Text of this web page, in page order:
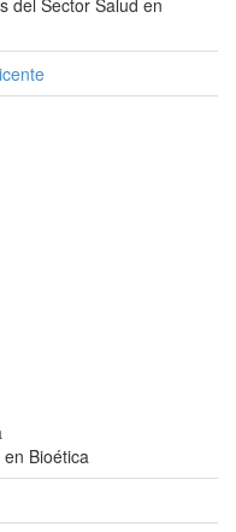
del Sector Salud en
Bioética